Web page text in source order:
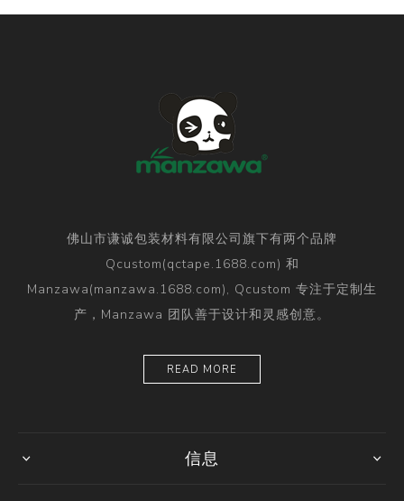
佛山市谦诚包装材料有限公司旗下有两个品牌
Qcustom(qctape.1688.com) 和
Manzawa(manzawa.1688.com), Qcustom 专注于定制生
产，Manzawa 团队善于设计和灵感创意。
READ MORE
信息